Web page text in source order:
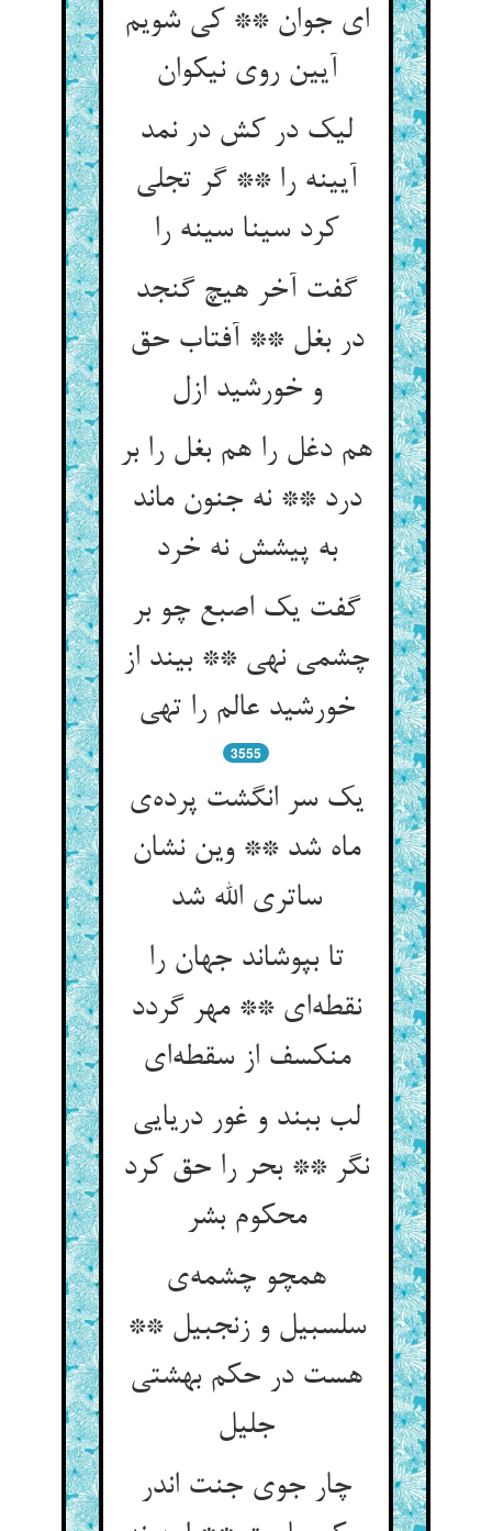
ای جوان ** کی شویم
لیک در کش در نمد
آیینه را ** گر تجلی
کرد سینا سینه را
گفت آخر هیچ گنجد
در بغل ** آفتاب حق
و خورشید ازل‌‌
هم دغل را هم بغل را بر
درد ** نه جنون ماند
به پیشش نه خرد
گفت یک اصبع چو بر
چشمی نهی ** بیند از
خورشید عالم را تهی‌‌
3555
یک سر انگشت پرده‌‌ی
ماه شد ** وین نشان
ساتری الله شد
تا بپوشاند جهان را
نقطه‌‌ای ** مهر گردد
منکسف از سقطه‌‌ای‌‌
لب ببند و غور دریایی
نگر ** بحر را حق کرد
محکوم بشر
همچو چشمه‌‌ی
سلسبیل و زنجبیل **
هست در حکم بهشتی
چار جوی جنت اندر